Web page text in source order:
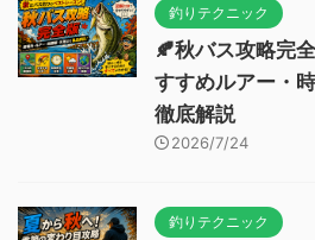
釣りテクニック
🍂秋バス攻略完
すすめルアー・
徹底解説
2026/7/24
釣りテクニック